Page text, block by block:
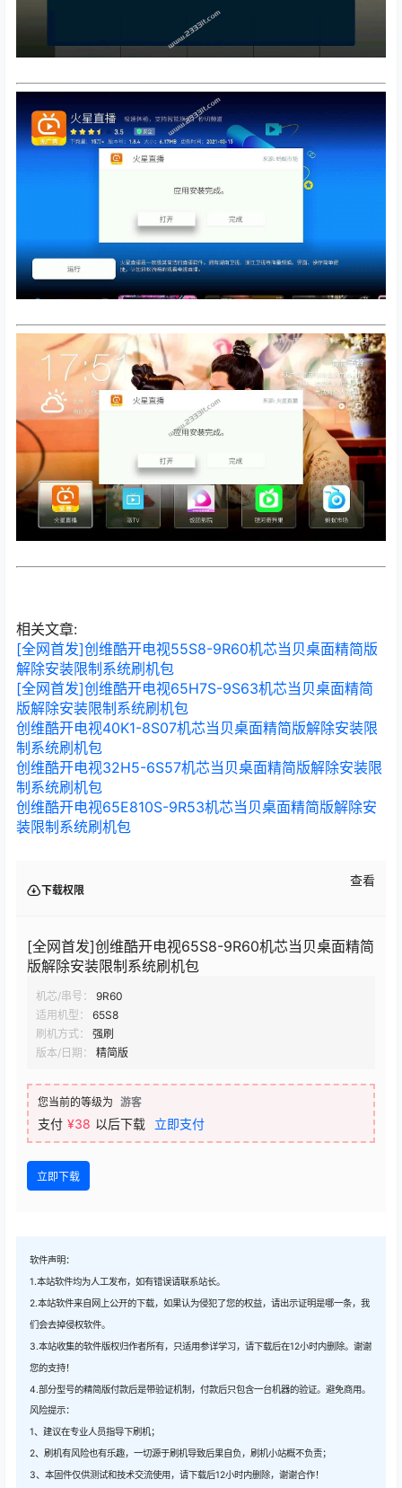
相关文章:
[全网首发]创维酷开电视55S8-9R60机芯当贝桌面精简版
解除安装限制系统刷机包
[全网首发]创维酷开电视65H7S-9S63机芯当贝桌面精简
版解除安装限制系统刷机包
创维酷开电视40K1-8S07机芯当贝桌面精简版解除安装限
制系统刷机包
创维酷开电视32H5-6S57机芯当贝桌面精简版解除安装限
制系统刷机包
创维酷开电视65E810S-9R53机芯当贝桌面精简版解除安
装限制系统刷机包
下载权限
查看
[全网首发]创维酷开电视65S8-9R60机芯当贝桌面精简
版解除安装限制系统刷机包
机芯/串号：
9R60
适用机型：
65S8
刷机方式：
强刷
版本/日期：
精简版
您当前的等级为 游客
支付 ¥38 以后下载 立即支付
立即下载
软件声明：
1.本站软件均为人工发布，如有错误请联系站长。
2.本站软件来自网上公开的下载，如果认为侵犯了您的权益，请出示证明是哪一条，我
们会去掉侵权软件。
3.本站收集的软件版权归作者所有，只适用参详学习，请下载后在12小时内删除。谢谢
您的支持！
4.部分型号的精简版付款后是带验证机制，付款后只包含一台机器的验证。避免商用。
风险提示：
1、建议在专业人员指导下刷机；
2、刷机有风险也有乐趣，一切源于刷机导致后果自负，刷机小站概不负责；
3、本固件仅供测试和技术交流使用，请下载后12小时内删除，谢谢合作！